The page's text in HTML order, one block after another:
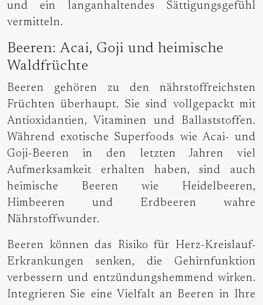
und ein langanhaltendes Sättigungsgefühl
vermitteln.
Beeren: Acai, Goji und heimische
Waldfrüchte
Beeren gehören zu den nährstoffreichsten
Früchten überhaupt. Sie sind vollgepackt mit
Antioxidantien, Vitaminen und Ballaststoffen.
Während exotische Superfoods wie Acai- und
Goji-Beeren in den letzten Jahren viel
Aufmerksamkeit erhalten haben, sind auch
heimische Beeren wie Heidelbeeren,
Himbeeren und Erdbeeren wahre
Nährstoffwunder.
Beeren können das Risiko für Herz-Kreislauf-
Erkrankungen senken, die Gehirnfunktion
verbessern und entzündungshemmend wirken.
Integrieren Sie eine Vielfalt an Beeren in Ihre